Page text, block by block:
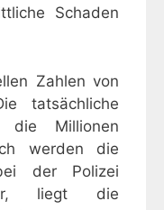
Schaden
Zahlen von
tatsächliche
Millionen
werden die
der Polizei
liegt die